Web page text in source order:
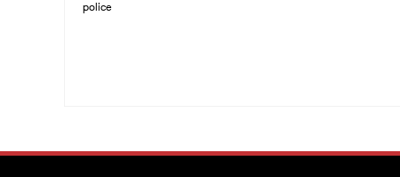
police